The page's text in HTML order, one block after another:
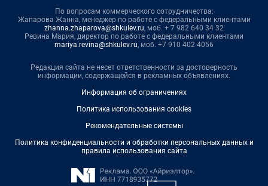
По вопросам коммерческого сотрудничества:
Жапарова Жанна, менеджер по работе с федеральными клиентами
zhanna.zhaparova@shkulev.ru, моб. + 7 982 640 34 32
Ревина Мария, директор по работе с федеральными клиентами
mariya.revina@shkulev.ru, моб. +7 910 402 4056
Редакция сайта не несет ответственности за достоверность
информации, содержащейся в рекламных объявлениях.
Информация об ограничениях
Политика использования cookies
Рекомендательные системы
Политика конфиденциальности и обработки персональных данных и
правила использования сайта